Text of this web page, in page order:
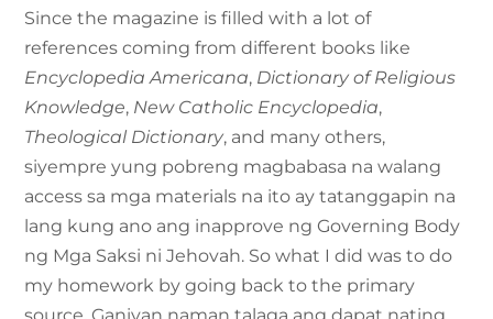
Since the magazine is filled with a lot of
references coming from different books like
Encyclopedia Americana, Dictionary of Religious
Knowledge, New Catholic Encyclopedia,
Theological Dictionary, and many others,
siyempre yung pobreng magbabasa na walang
access sa mga materials na ito ay tatanggapin na
lang kung ano ang inapprove ng Governing Body
ng Mga Saksi ni Jehovah. So what I did was to do
my homework by going back to the primary
source. Ganiyan naman talaga ang dapat nating